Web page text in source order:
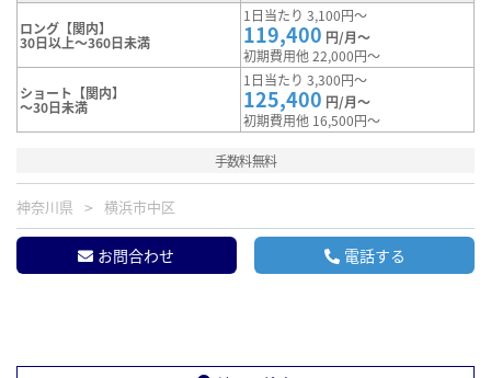
ロング【関内】
30日以上～360日未満
1日当たり 3,100円～
119,400 円/月～
初期費用他 22,000円～
ショート【関内】
～30日未満
1日当たり 3,300円～
125,400 円/月～
初期費用他 16,500円～
手数料無料
神奈川県 横浜市中区
お問合わせ 電話する